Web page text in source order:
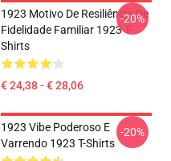
1923 Motivo De Resiliência De
Fidelidade Familiar 1923 T-
Shirts
€ 24,38 - € 28,06
-20%
1923 Vibe Poderoso E
Varrendo 1923 T-Shirts
-20%